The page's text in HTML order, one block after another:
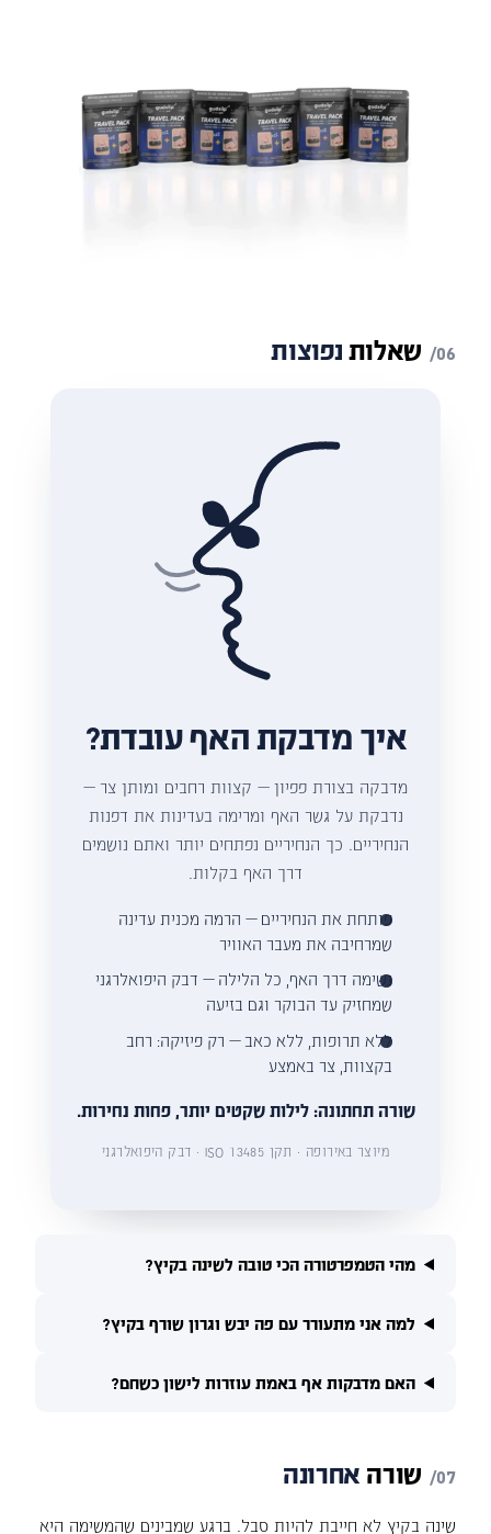
שאלותנפוצות
איך מדבקת האף עובדת?
מדבקה בצורת פפיון — קצוות רחבים ומותן צר —
נדבקת על גשר האף ומרימה בעדינות את דפנות
הנחיריים. כך הנחיריים נפתחים יותר ואתם נושמים
דרך האף בקלות.
פותחת את הנחיריים — הרמה מכנית עדינה
שמרחיבה את מעבר האוויר
נשימה דרך האף, כל הלילה — דבק היפואלרגני
שמחזיק עד הבוקר וגם בזיעה
ללא תרופות, ללא כאב — רק פיזיקה: רחב
בקצוות, צר באמצע
שורה תחתונה: לילות שקטים יותר, פחות נחירות.
מיוצר באירופה · תקן ISO 13485 · דבק היפואלרגני
מהי הטמפרטורה הכי טובה לשינה בקיץ?
למה אני מתעורר עם פה יבש וגרון שורף בקיץ?
האם מדבקות אף באמת עוזרות לישון כשחם?
שורה אחרונה
שינה בקיץ לא חייבת להיות סבל. ברגע שמבינים שהמשימה היא